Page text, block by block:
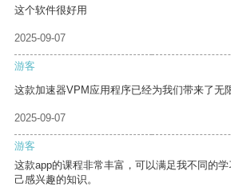
这个软件很好用
2025-09-07
游客
这款加速器VPM应用程序已经为我们带来了无
2025-09-07
游客
这款app的课程非常丰富，可以满足我不同的
己感兴趣的知识。